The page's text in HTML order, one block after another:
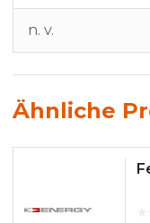
n. v.
Ähnliche